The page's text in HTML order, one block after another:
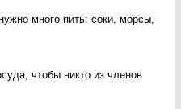
много пить: соки, морсы,
чтобы никто из членов